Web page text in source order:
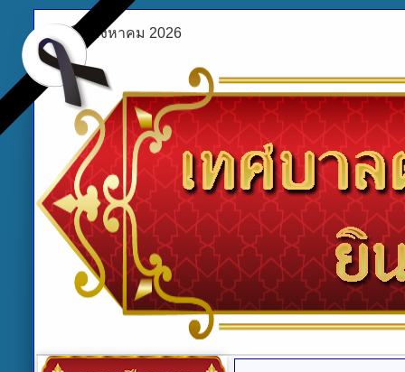
ศุกร์ 7 สิงหาคม 2026